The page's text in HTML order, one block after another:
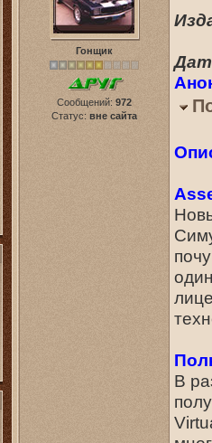
Гонщик
Сообщений: 972
Статус: вне сайта
В